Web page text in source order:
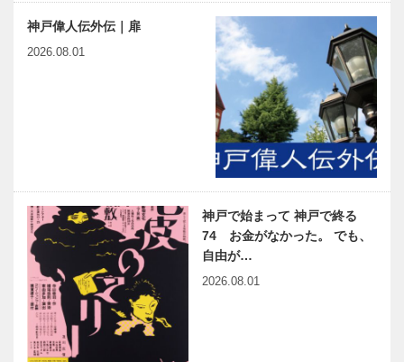
神戸偉人伝外伝｜扉
2026.08.01
神戸で始まって 神戸で終る
74 お金がなかった。 でも、
自由が…
2026.08.01